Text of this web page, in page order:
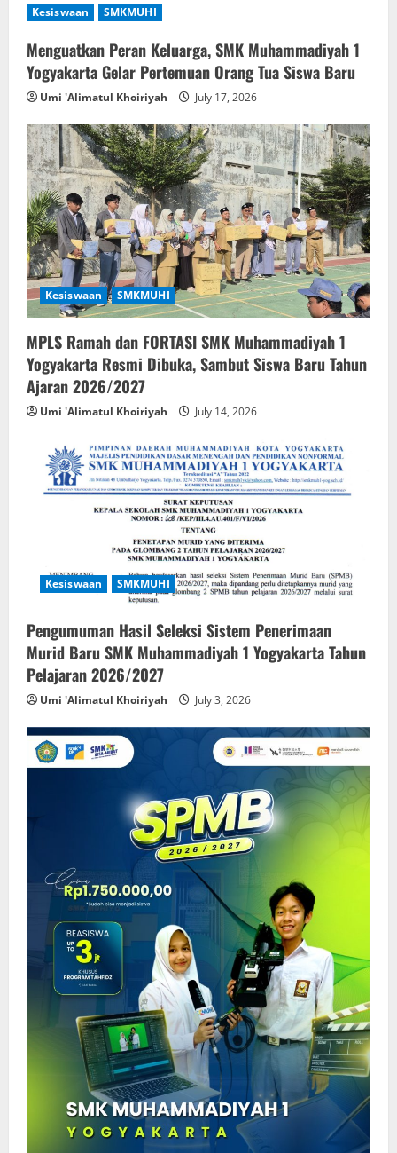
Kesiswaan SMKMUHI
Menguatkan Peran Keluarga, SMK Muhammadiyah 1
Yogyakarta Gelar Pertemuan Orang Tua Siswa Baru
Umi 'Alimatul Khoiriyah July 17, 2026
Kesiswaan SMKMUHI
MPLS Ramah dan FORTASI SMK Muhammadiyah 1
Yogyakarta Resmi Dibuka, Sambut Siswa Baru Tahun
Ajaran 2026/2027
Umi 'Alimatul Khoiriyah July 14, 2026
Kesiswaan SMKMUHI
Pengumuman Hasil Seleksi Sistem Penerimaan
Murid Baru SMK Muhammadiyah 1 Yogyakarta Tahun
Pelajaran 2026/2027
Umi 'Alimatul Khoiriyah July 3, 2026